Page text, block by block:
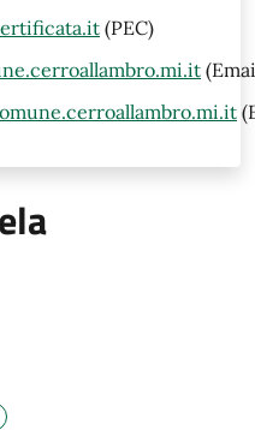
(PEC)